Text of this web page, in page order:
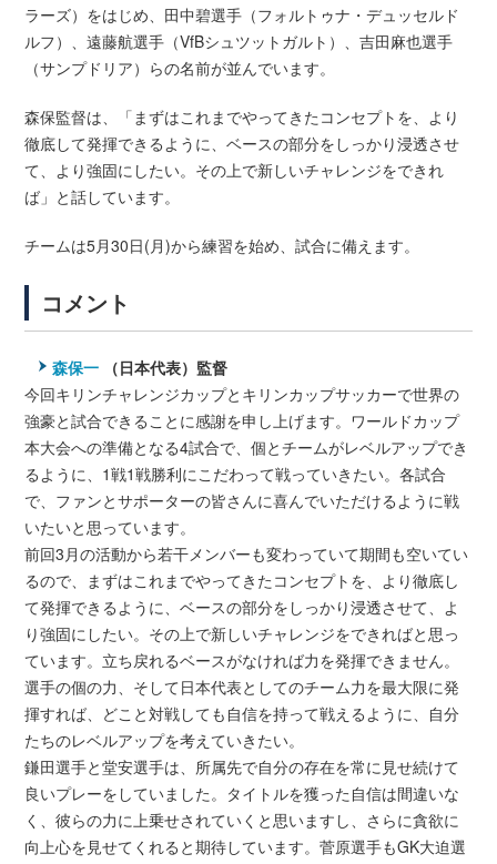
ラーズ）をはじめ、田中碧選手（フォルトゥナ・デュッセルド
ルフ）、遠藤航選手（VfBシュツットガルト）、吉田麻也選手
（サンプドリア）らの名前が並んでいます。
森保監督は、「まずはこれまでやってきたコンセプトを、より
徹底して発揮できるように、ベースの部分をしっかり浸透させ
て、より強固にしたい。その上で新しいチャレンジをできれ
ば」と話しています。
チームは5月30日(月)から練習を始め、試合に備えます。
コメント
森保一 （日本代表）監督
今回キリンチャレンジカップとキリンカップサッカーで世界の
強豪と試合できることに感謝を申し上げます。ワールドカップ
本大会への準備となる4試合で、個とチームがレベルアップでき
るように、1戦1戦勝利にこだわって戦っていきたい。各試合
で、ファンとサポーターの皆さんに喜んでいただけるように戦
いたいと思っています。
前回3月の活動から若干メンバーも変わっていて期間も空いてい
るので、まずはこれまでやってきたコンセプトを、より徹底し
て発揮できるように、ベースの部分をしっかり浸透させて、よ
り強固にしたい。その上で新しいチャレンジをできればと思っ
ています。立ち戻れるベースがなければ力を発揮できません。
選手の個の力、そして日本代表としてのチーム力を最大限に発
揮すれば、どこと対戦しても自信を持って戦えるように、自分
たちのレベルアップを考えていきたい。
鎌田選手と堂安選手は、所属先で自分の存在を常に見せ続けて
良いプレーをしていました。タイトルを獲った自信は間違いな
く、彼らの力に上乗せされていくと思いますし、さらに貪欲に
向上心を見せてくれると期待しています。菅原選手もGK大迫選